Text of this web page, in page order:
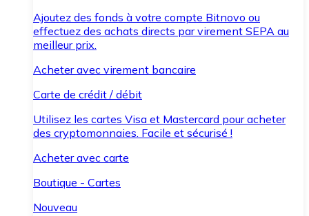
Ajoutez des fonds à votre compte Bitnovo ou
effectuez des achats directs par virement SEPA au
meilleur prix.
Acheter avec virement bancaire
Carte de crédit / débit
Utilisez les cartes Visa et Mastercard pour acheter
des cryptomonnaies. Facile et sécurisé !
Acheter avec carte
Boutique - Cartes
Nouveau